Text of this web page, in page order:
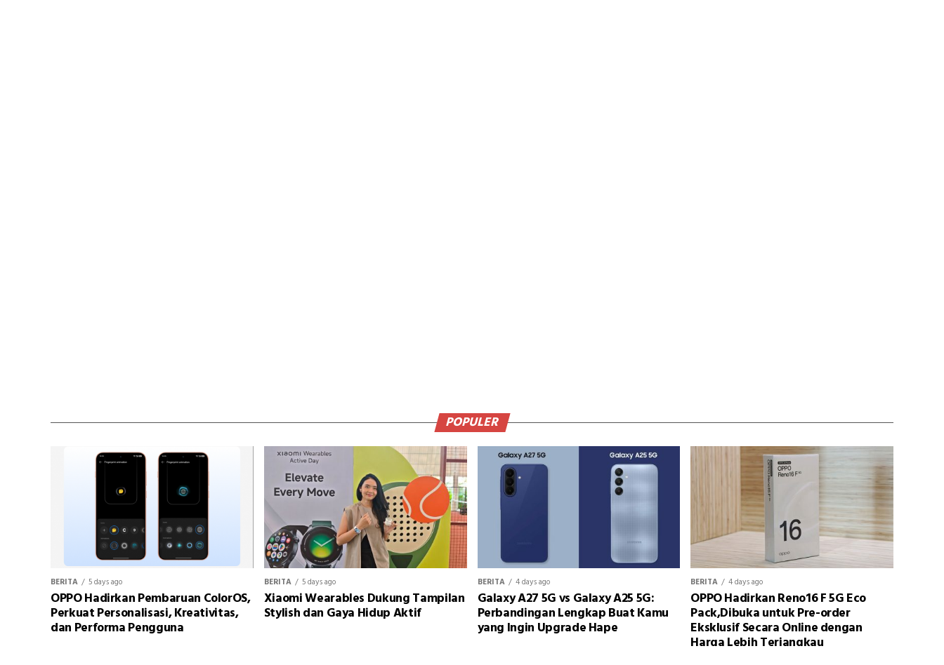
POPULER
BERITA 5 days ago
OPPO Hadirkan Pembaruan ColorOS,
Perkuat Personalisasi, Kreativitas,
dan Performa Pengguna
BERITA 5 days ago
Xiaomi Wearables Dukung Tampilan
Stylish dan Gaya Hidup Aktif
BERITA 4 days ago
Galaxy A27 5G vs Galaxy A25 5G:
Perbandingan Lengkap Buat Kamu
yang Ingin Upgrade Hape
BERITA 4 days ago
OPPO Hadirkan Reno16 F 5G Eco
Pack,Dibuka untuk Pre-order
Eksklusif Secara Online dengan
Harga Lebih Terjangkau